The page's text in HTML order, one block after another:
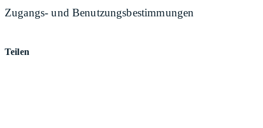
Zugangs- und Benutzungsbestimmungen
Teilen